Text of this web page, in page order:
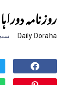
روزنامہ دوراہا
Daily Doraha ستمبر